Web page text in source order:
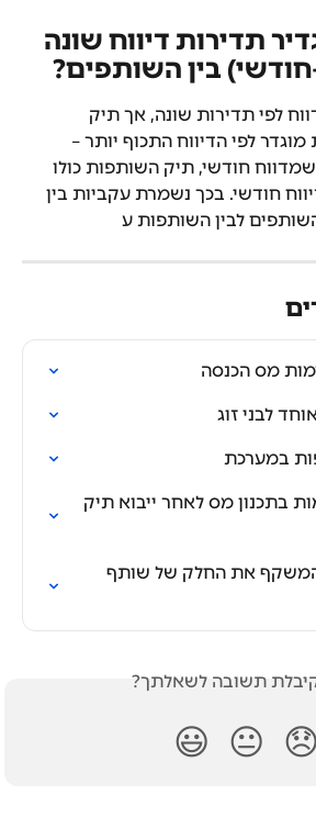
תדירות דיווח שונה
בין השותפים?
לפי תדירות שונה, אך תיק
לפי הדיווח התכוף יותר –
חודשי, תיק השותפות כולו
חודשי. בכך נשמרת עקביות בין
לבין השותפות ע
מס הכנסה
לבני זוג
במערכת
בתכנון מס לאחר ייבוא תיק
המשקף את החלק של שותף
תשובה לשאלתך?
😞
😐
😃